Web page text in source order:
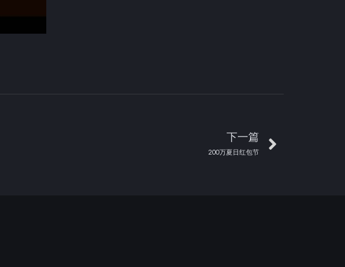
下一篇
200万夏日红包节